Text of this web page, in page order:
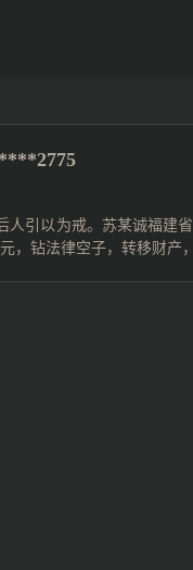
引以为戒。苏某诚福建
，钻法律空子，转移财产